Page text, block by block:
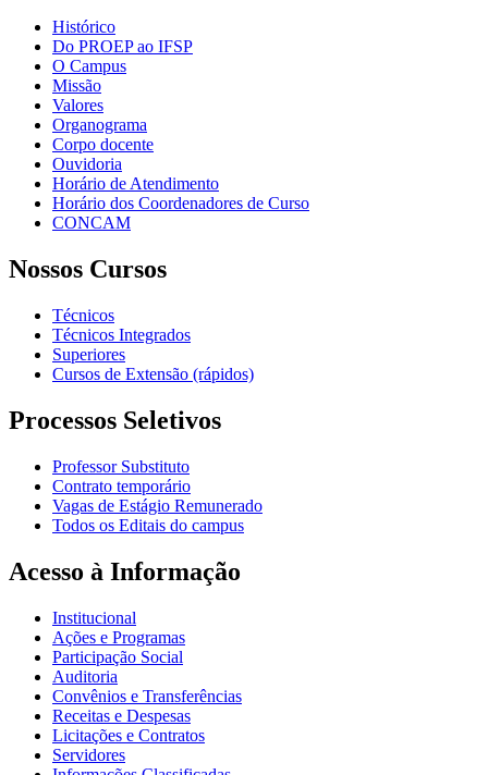
Histórico
Do PROEP ao IFSP
O Campus
Missão
Valores
Organograma
Corpo docente
Ouvidoria
Horário de Atendimento
Horário dos Coordenadores de Curso
CONCAM
Nossos Cursos
Técnicos
Técnicos Integrados
Superiores
Cursos de Extensão (rápidos)
Processos Seletivos
Professor Substituto
Contrato temporário
Vagas de Estágio Remunerado
Todos os Editais do campus
Acesso à Informação
Institucional
Ações e Programas
Participação Social
Auditoria
Convênios e Transferências
Receitas e Despesas
Licitações e Contratos
Servidores